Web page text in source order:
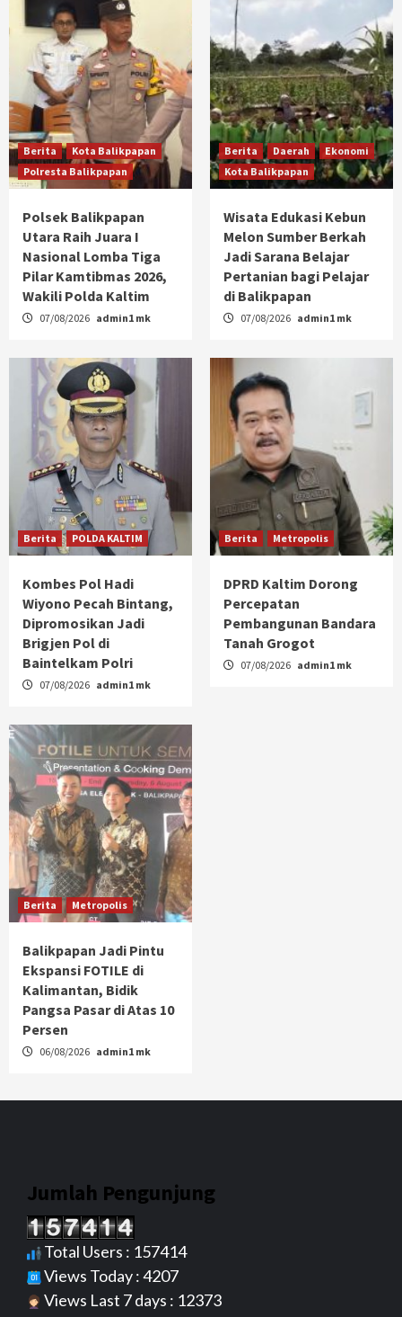
Berita
Kota Balikpapan
Polresta Balikpapan
Polsek Balikpapan
Utara Raih Juara I
Nasional Lomba Tiga
Pilar Kamtibmas 2026,
Wakili Polda Kaltim
07/08/2026 admin1 mk
Berita Daerah
Ekonomi
Kota Balikpapan
Wisata Edukasi Kebun
Melon Sumber Berkah
Jadi Sarana Belajar
Pertanian bagi Pelajar
di Balikpapan
07/08/2026 admin1 mk
Berita POLDA KALTIM
Kombes Pol Hadi
Wiyono Pecah Bintang,
Dipromosikan Jadi
Brigjen Pol di
Baintelkam Polri
07/08/2026 admin1 mk
Berita Metropolis
DPRD Kaltim Dorong
Percepatan
Pembangunan Bandara
Tanah Grogot
07/08/2026 admin1 mk
Berita Metropolis
Balikpapan Jadi Pintu
Ekspansi FOTILE di
Kalimantan, Bidik
Pangsa Pasar di Atas 10
Persen
06/08/2026 admin1 mk
Jumlah Pengunjung
Total Users : 157414
Views Today : 4207
Views Last 7 days : 12373